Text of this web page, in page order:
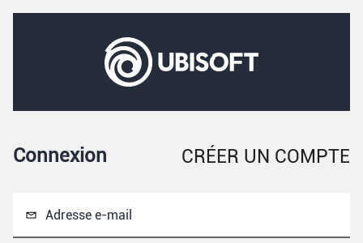
Connexion CRÉER UN COMPTE
Adresse e-mail